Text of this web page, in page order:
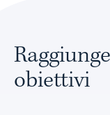
obiettivi